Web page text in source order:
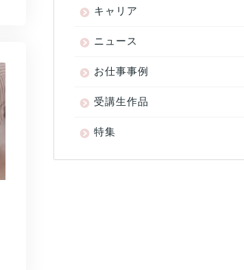
キャリア
ニュース
お仕事事例
受講生作品
特集